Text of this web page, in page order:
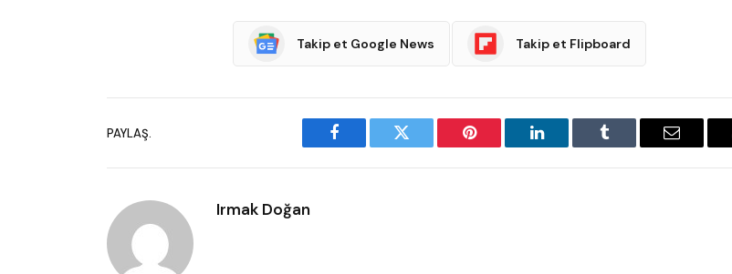
Takip et Google News Takip et Flipboard
PAYLAŞ.
Facebook Twitter Pinterest LinkedIn Tumblr Email
Irmak Doğan